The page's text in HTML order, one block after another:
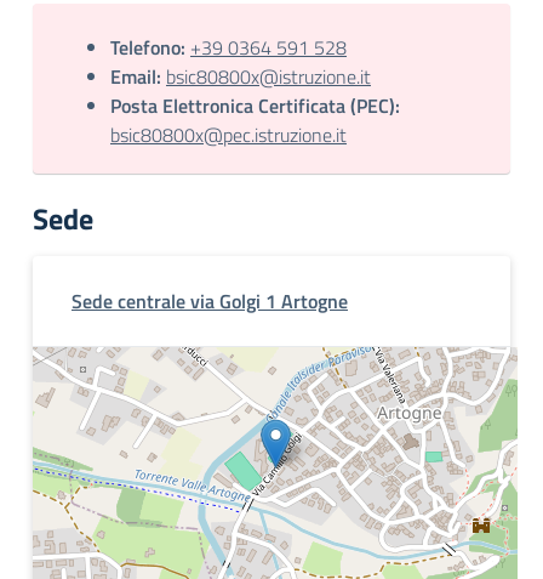
Telefono: +39 0364 591 528
Email: bsic80800x@istruzione.it
Posta Elettronica Certificata (PEC):
bsic80800x@pec.istruzione.it
Sede
Sede centrale via Golgi 1 Artogne